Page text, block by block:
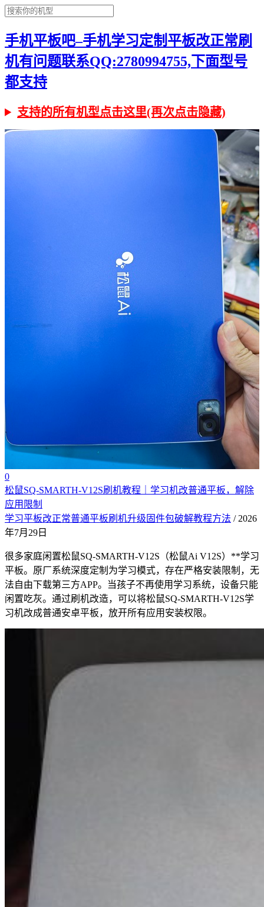
手机平板吧–手机学习定制平板改正常刷
机有问题联系QQ:2780994755,下面型号
都支持
支持的所有机型点击这里(再次点击隐藏)
0
松鼠SQ-SMARTH-V12S刷机教程｜学习机改普通平板，解除
应用限制
学习平板改正常普通平板刷机升级固件包破解教程方法 / 2026
年7月29日
很多家庭闲置松鼠SQ-SMARTH-V12S（松鼠Ai V12S）**学习
平板。原厂系统深度定制为学习模式，存在严格安装限制，无
法自由下载第三方APP。当孩子不再使用学习系统，设备只能
闲置吃灰。通过刷机改造，可以将松鼠SQ-SMARTH-V12S学
习机改成普通安卓平板，放开所有应用安装权限。